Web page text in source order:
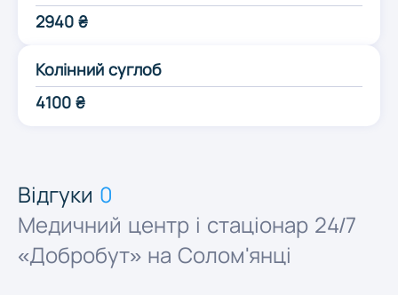
Суми
Тернопіль
Харків
Херсон
2940 ₴
Колінний суглоб
4100 ₴
Відгуки 0
Медичний центр і стаціонар 24/7
«Добробут» на Солом'янці